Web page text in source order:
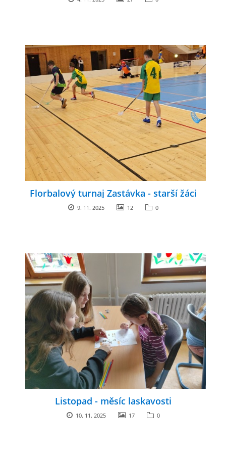
Florbalový turnaj Zastávka - starší žáci
9. 11. 2025 12 0
Listopad - měsíc laskavosti
10. 11. 2025 17 0